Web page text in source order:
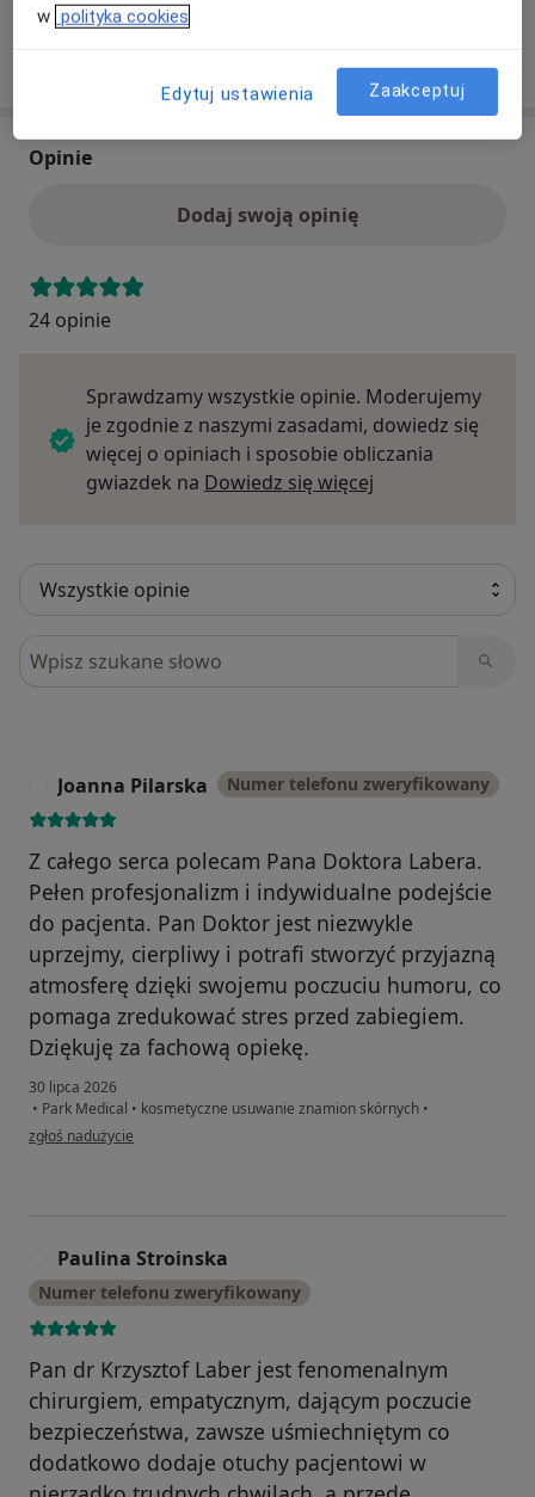
Opinie
Dodaj swoją opinię
24 opinie
Sprawdzamy wszystkie opinie. Moderujemy
je zgodnie z naszymi zasadami, dowiedz się
więcej o opiniach i sposobie obliczania
gwiazdek na Dowiedz się więcej
Szukaj w opiniach
Joanna Pilarska Numer telefonu zweryfikowany
Z całego serca polecam Pana Doktora Labera.
Pełen profesjonalizm i indywidualne podejście
do pacjenta. Pan Doktor jest niezwykle
uprzejmy, cierpliwy i potrafi stworzyć przyjazną
atmosferę dzięki swojemu poczuciu humoru, co
pomaga zredukować stres przed zabiegiem.
Dziękuję za fachową opiekę.
30 lipca 2026
• Park Medical • kosmetyczne usuwanie znamion skórnych •
w opinii użytkownika Joanna Pilarska
zgłoś nadużycie
Paulina Stroinska
Numer telefonu zweryfikowany
Pan dr Krzysztof Laber jest fenomenalnym
chirurgiem, empatycznym, dającym poczucie
bezpieczeństwa, zawsze uśmiechniętym co
dodatkowo dodaje otuchy pacjentowi w
w polityka cookies
Edytuj ustawienia Zaakceptuj